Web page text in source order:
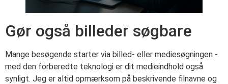
Gør også billeder søgbare
Mange besøgende starter via billed- eller mediesøgningen -
med den forberedte teknologi er dit medieindhold også
synligt. Jeg er altid opmærksom på beskrivende filnavne og